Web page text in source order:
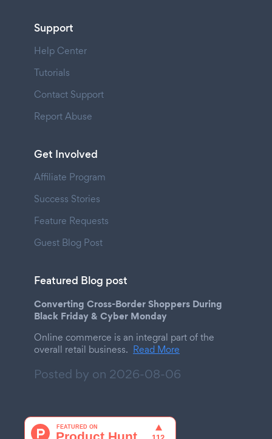
Support
Help Center
Tutorials
Contact Support
Report Abuse
Get Involved
Affiliate Program
Success Stories
Feature Requests
Guest Blog Post
Featured Blog post
Converting Cross-Border Shoppers During
Black Friday & Cyber Monday
Online commerce is an integral part of the
overall retail business. Read More
Posted by on 2026-08-06